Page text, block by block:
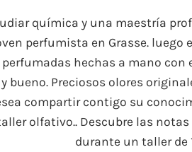
química y una maestría
perfumista en Grasse. luego
hechas a mano con
bueno. Preciosos olores
compartir contigo su
olfativo.. Descubre las
durante un taller de